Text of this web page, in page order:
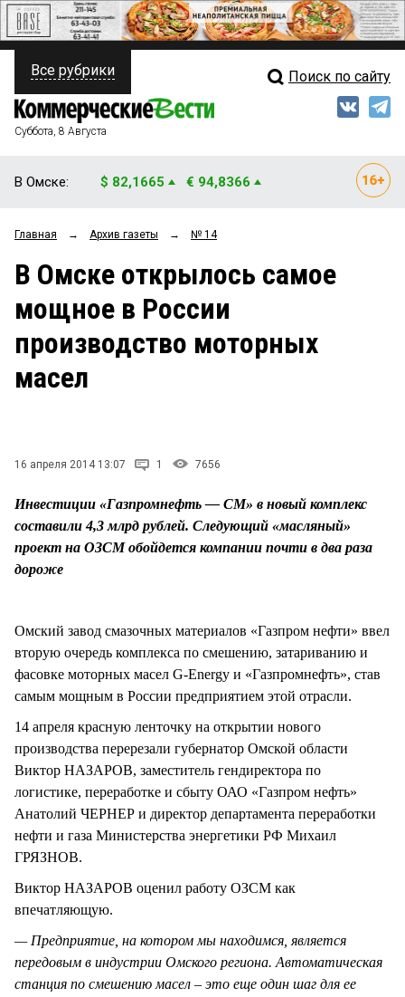
ПОЛИТИКА
ФИНАНСЫ
ОБЩЕСТВО
ЗАКОН
НОВОСТИ КОМПАНИЙ
Свежий выпуск
Рейтинги
Архив
Все рубрики Поиск по сайту
Суббота, 8 Августа
В Омске: $ 82,1665 € 94,8366
Главная → Архив газеты → № 14
В Омске открылось самое
мощное в России
производство моторных
масел
16 апреля 2014 13:07 1 7656
Инвестиции «Газпромнефть — СМ» в новый комплекс
составили 4,3 млрд рублей. Следующий «масляный»
проект на ОЗСМ обойдется компании почти в два раза
дороже
Омский завод смазочных материалов «Газпром нефти» ввел
вторую очередь комплекса по смешению, затариванию и
фасовке моторных масел G-Energy и «Газпромнефть», став
самым мощным в России предприятием этой отрасли.
14 апреля красную ленточку на открытии нового
производства перерезали губернатор Омской области
Виктор НАЗАРОВ, заместитель гендиректора по
логистике, переработке и сбыту ОАО «Газпром нефть»
Анатолий ЧЕРНЕР и директор департамента переработки
нефти и газа Министерства энергетики РФ Михаил
ГРЯЗНОВ.
Виктор НАЗАРОВ оценил работу ОЗСМ как
впечатляющую.
— Предприятие, на котором мы находимся, является
передовым в индустрии Омского региона. Автоматическая
станция по смешению масел – это еще один шаг для ее